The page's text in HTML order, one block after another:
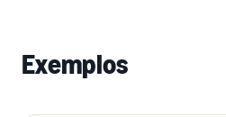
Exemplos